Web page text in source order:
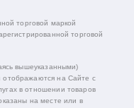
торговой маркой
торговой
вышеуказанными)
отображаются на Сайте с
в отношении товаров
на месте или в